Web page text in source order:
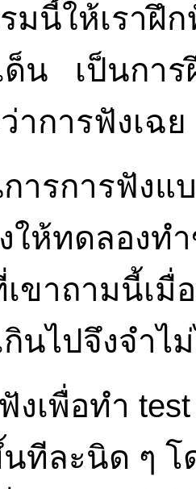
ให้เราฝึก
ด็น เป็นกา
าการฟังเฉย
การฟังแบ
ห้ทดลองท
ขาถามนี้เ
กินไปจึงจำ
พื่อทำ test
ทีละนิด ๆ โ